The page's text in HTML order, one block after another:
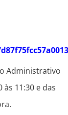
Administrativo
11:30 e das